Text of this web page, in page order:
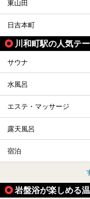
東山田
日吉本町
川和町駅の人気テ
サウナ
水風呂
エステ・マッサージ
露天風呂
宿泊
岩盤浴が楽しめる